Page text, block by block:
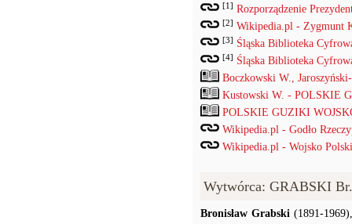
[1] Rozporządzenie
[2] Wikipedia.pl - Zygmunt
[3] Śląska Biblioteka
[4]
Śląska Biblioteka
Boczkowski W.,
Kustowski W. - POLSKIE
POLSKIE GUZIKI
Wikipedia.pl - Godło
Wikipedia.pl - Wojsko
Wytwórca: GRABSKI
Bronisław Grabski(1891-1969),